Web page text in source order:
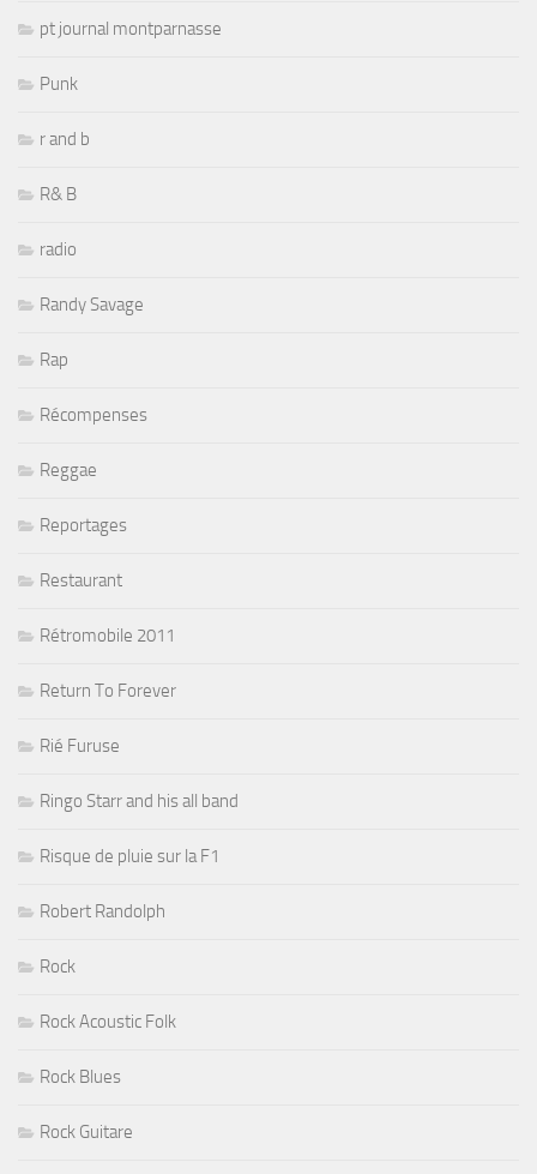
pt journal montparnasse
Punk
r and b
R& B
radio
Randy Savage
Rap
Récompenses
Reggae
Reportages
Restaurant
Rétromobile 2011
Return To Forever
Rié Furuse
Ringo Starr and his all band
Risque de pluie sur la F1
Robert Randolph
Rock
Rock Acoustic Folk
Rock Blues
Rock Guitare